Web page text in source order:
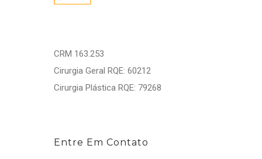
CRM 163.253
Cirurgia Geral RQE: 60212
Cirurgia Plástica RQE: 79268
Entre Em Contato